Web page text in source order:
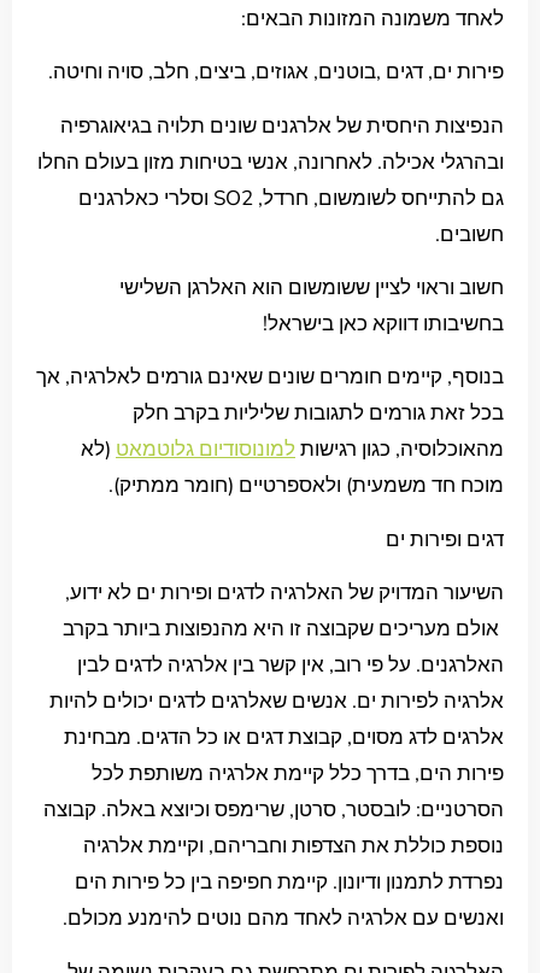
לאחד משמונה המזונות הבאים:
פירות ים, דגים ,בוטנים, אגוזים, ביצים, חלב, סויה וחיטה.
הנפיצות היחסית של אלרגנים שונים תלויה בגיאוגרפיה
ובהרגלי אכילה. לאחרונה, אנשי בטיחות מזון בעולם החלו
גם להתייחס לשומשום, חרדל, SO2 וסלרי כאלרגנים
חשובים.
חשוב וראוי לציין ששומשום הוא האלרגן השלישי
בחשיבותו דווקא כאן בישראל!
בנוסף, קיימים חומרים שונים שאינם גורמים לאלרגיה, אך
בכל זאת גורמים לתגובות שליליות בקרב חלק
מהאוכלוסיה, כגון רגישות למונוסודיום גלוטמאט (לא
מוכח חד משמעית) ולאספרטיים (חומר ממתיק).
דגים ופירות ים
השיעור המדויק של האלרגיה לדגים ופירות ים לא ידוע,
אולם מעריכים שקבוצה זו היא מהנפוצות ביותר בקרב
האלרגנים. על פי רוב, אין קשר בין אלרגיה לדגים לבין
אלרגיה לפירות ים. אנשים שאלרגים לדגים יכולים להיות
אלרגים לדג מסוים, קבוצת דגים או כל הדגים. מבחינת
פירות הים, בדרך כלל קיימת אלרגיה משותפת לכל
הסרטניים: לובסטר, סרטן, שרימפס וכיוצא באלה. קבוצה
נוספת כוללת את הצדפות וחבריהם, וקיימת אלרגיה
נפרדת לתמנון ודיונון. קיימת חפיפה בין כל פירות הים
ואנשים עם אלרגיה לאחד מהם נוטים להימנע מכולם.